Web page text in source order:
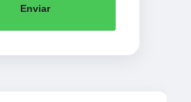
Enviar